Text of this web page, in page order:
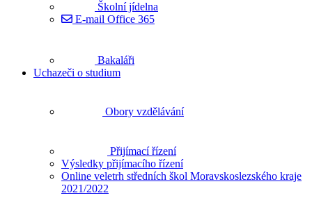
Školní jídelna
E-mail Office 365
Bakaláři
Uchazeči o studium
Obory vzdělávání
Přijímací řízení
Výsledky přijímacího řízení
Online veletrh středních škol Moravskoslezského kraje
2021/2022